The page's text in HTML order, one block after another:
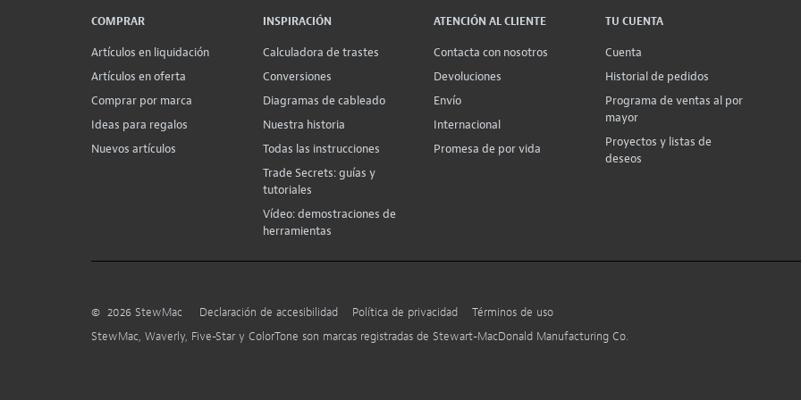
COMPRAR
Artículos en liquidación
Artículos en oferta
Comprar por marca
Ideas para regalos
Nuevos artículos
INSPIRACIÓN
Calculadora de trastes
Conversiones
Diagramas de cableado
Nuestra historia
Todas las instrucciones
Trade Secrets: guías y
tutoriales
Vídeo: demostraciones de
herramientas
ATENCIÓN AL CLIENTE
Contacta con nosotros
Devoluciones
Envío
Internacional
Promesa de por vida
TU CUENTA
Cuenta
Historial de pedidos
Programa de ventas al por
mayor
Proyectos y listas de
deseos
© 2026 StewMac Declaración de accesibilidad Política de privacidad
Términos de uso
StewMac, Waverly, Five-Star y ColorTone son marcas registradas de Stewart-MacDonald Manufacturing Co.